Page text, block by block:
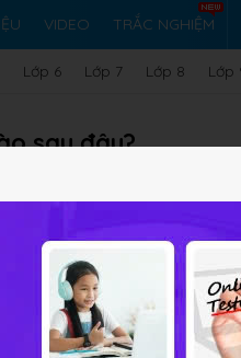
VIDEO TRẮC NGHIỆM
Lớp 6 Lớp 7 Lớp 8 Lớp
sau đây?
nơi có nồng độ cao.
có nồng độ dịch bào